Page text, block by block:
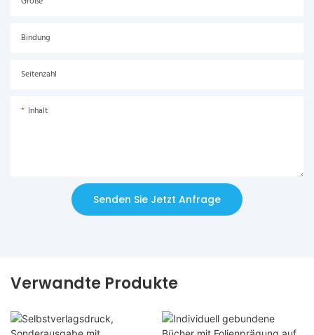
Bindung
Seitenzahl
Inhalt
Senden Sie Jetzt Anfrage
Verwandte Produkte